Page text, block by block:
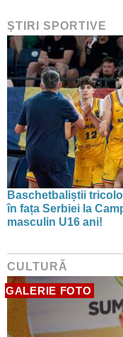
ŞTIRI SPORTIVE
Baschetbaliștii
în fața Serbiei la
masculin U16 ani!
CULTURĂ
GALERIE FOTO